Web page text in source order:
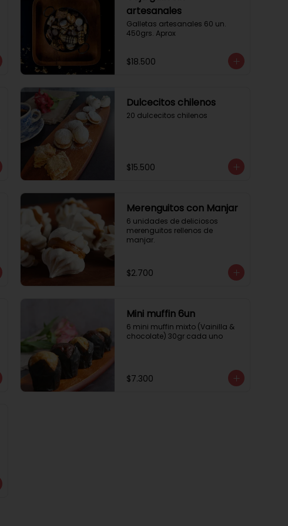
artesanales
Galletas artesanales 60 un.
450grs. Aprox
$18.500
Dulcecitos chilenos
20 dulcecitos chilenos
$15.500
Merenguitos con Manjar
6 unidades de deliciosos
merenguitos rellenos de
manjar.
$2.700
Mini muffin 6un
6 mini muffin mixto (Vainilla &
chocolate) 30gr cada uno
$7.300